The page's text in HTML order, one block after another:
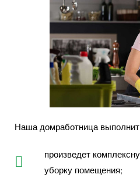
Наша домработница
произведет
уборку помещения;